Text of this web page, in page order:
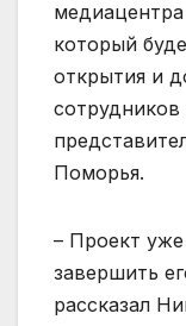
который
открытия и
сотрудников
Поморья.
– Проект
завершить
рассказал